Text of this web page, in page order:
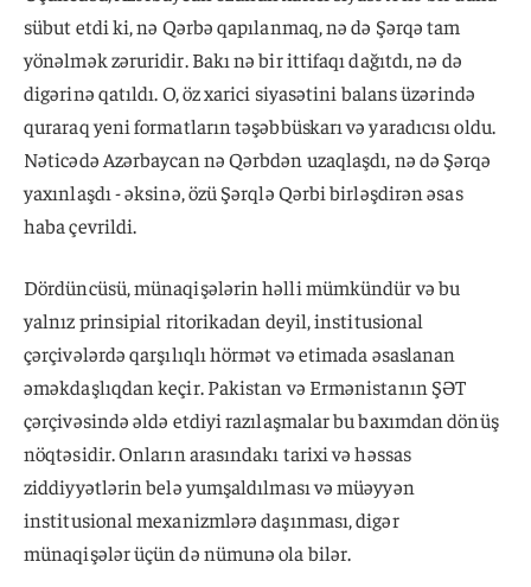
sübut etdi ki, nə Qərbə qapılanmaq, nə də Şərqə tam
yönəlmək zəruridir. Bakı nə bir ittifaqı dağıtdı, nə də
digərinə qatıldı. O, öz xarici siyasətini balans üzərində
quraraq yeni formatların təşəbbüskarı və yaradıcısı oldu.
Nəticədə Azərbaycan nə Qərbdən uzaqlaşdı, nə də Şərqə
yaxınlaşdı - əksinə, özü Şərqlə Qərbi birləşdirən əsas
haba çevrildi.
Dördüncüsü, münaqişələrin həlli mümkündür və bu
yalnız prinsipial ritorikadan deyil, institusional
çərçivələrdə qarşılıqlı hörmət və etimada əsaslanan
əməkdaşlıqdan keçir. Pakistan və Ermənistanın ŞƏT
çərçivəsində əldə etdiyi razılaşmalar bu baxımdan dönüş
nöqtəsidir. Onların arasındakı tarixi və həssas
ziddiyyətlərin belə yumşaldılması və müəyyən
institusional mexanizmlərə daşınması, digər
münaqişələr üçün də nümunə ola bilər.